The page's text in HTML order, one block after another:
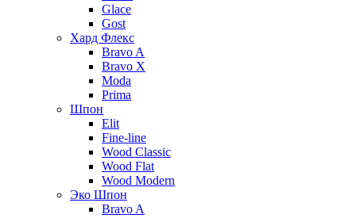
Glace
Gost
Хард Флекс
Bravo A
Bravo X
Moda
Prima
Шпон
Elit
Fine-line
Wood Classic
Wood Flat
Wood Modern
Эко Шпон
Bravo A